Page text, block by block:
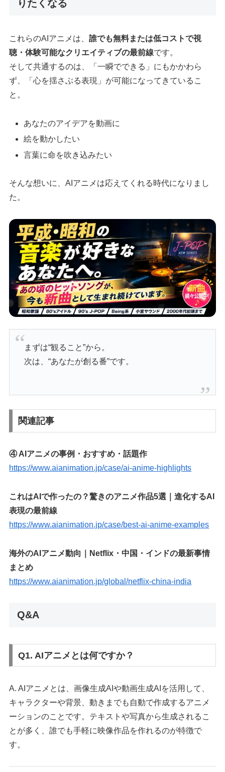
りたくなる
これらのAIアニメは、誰でも無料または低コストで視
聴・体験可能なクリエイティブの最前線です。
そして共通するのは、「一瞬でできる」にもかかわら
ず、「心を揺さぶる表現」が可能になってきているこ
と。
あなたのアイデアを動画に
絵を動かしたい
言葉に命を吹き込みたい
そんな想いに、AIアニメは応えてくれる時代になりまし
た。
まずは“観ること”から。
次は、“あなたが創る番”です。
関連記事
④ AIアニメの事例・おすすめ・話題作
https://www.aianimation.jp/case/ai-anime-highlights
これはAIで作ったの？驚きのアニメ作品5選｜進化するAI
表現の最前線
https://www.aianimation.jp/case/best-ai-anime-examples
海外のAIアニメ動向｜Netflix・中国・インドの最新事情
まとめ
https://www.aianimation.jp/global/netflix-china-india
Q&A
Q1. AIアニメとは何ですか？
A. AIアニメとは、画像生成AIや動画生成AIを活用して、
キャラクターや背景、動きまでも自動で作成するアニメ
ーションのことです。テキストや写真から生成されるこ
とが多く、誰でも手軽に映像作品を作れるのが特徴で
す。